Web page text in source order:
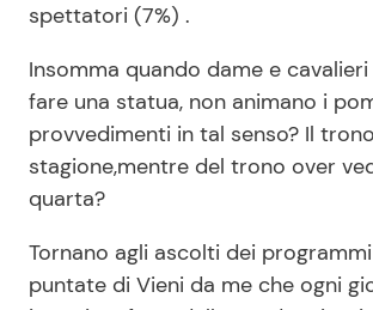
spettatori (7%) .
Insomma quando dame e
fare una statua, non animano i
provvedimenti in tal senso? Il
stagione,mentre del trono over
quarta?
Tornano agli ascolti dei
puntate di Vieni da me che ogni